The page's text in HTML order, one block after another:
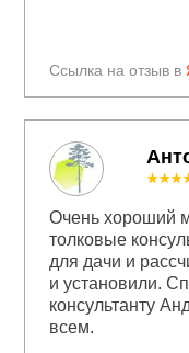
Ссылка на отзыв в
Очень хороший
толковые
для дачи и
и установили.
консультанту
всем.